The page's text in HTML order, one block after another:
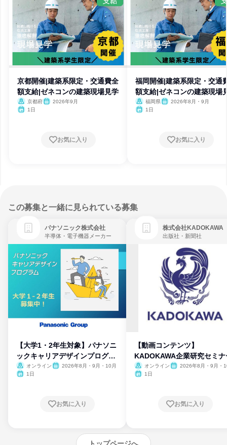
京都開催|建築系限定・交通費全
額支給|ゼネコンの建築現場見学
京都府
2026年9月
1日
お気に入り
福岡開催|建築系限定・交通
額支給|ゼネコンの建築現場
福岡県
2026年8月・9月
1日
お気に入り
この募集と一緒に見られている募集
パナソニック株式会社
半導体・電子機器メーカー
【大学1・2年生対象】パナソニ
ックキャリアデザインプログラ
ム
オンライン
2026年8月・9月・10月
1日
お気に入り
株式会社KADOKAWA
出版社・新聞社
【動画コンテンツ】
KADOKAWA企業研究セミナ
オンライン
2026年8月・9月・
1日
お気に入り